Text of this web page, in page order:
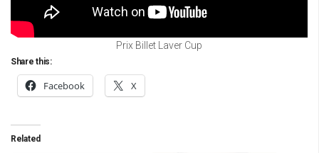
Prix Billet Laver Cup
Share this:
Facebook X
Related